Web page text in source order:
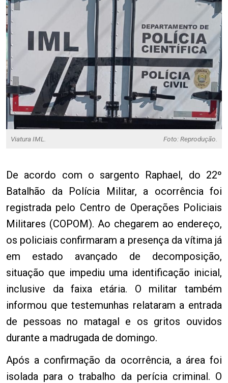
Viatura IML. Foto: Reprodução.
De acordo com o sargento Raphael, do 22º
Batalhão da Polícia Militar, a ocorrência foi
registrada pelo Centro de Operações Policiais
Militares (COPOM). Ao chegarem ao endereço,
os policiais confirmaram a presença da vítima já
em estado avançado de decomposição,
situação que impediu uma identificação inicial,
inclusive da faixa etária. O militar também
informou que testemunhas relataram a entrada
de pessoas no matagal e os gritos ouvidos
durante a madrugada de domingo.
Após a confirmação da ocorrência, a área foi
isolada para o trabalho da perícia criminal. O